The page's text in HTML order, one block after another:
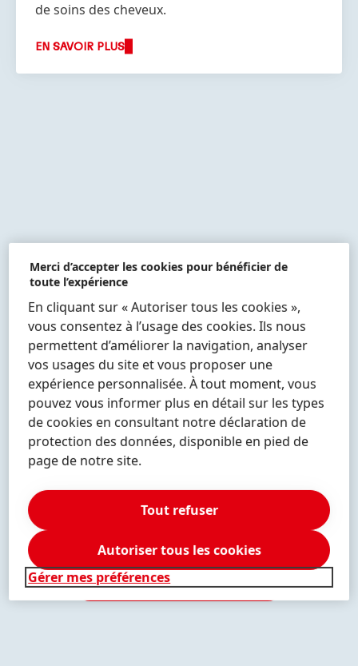
de soins des cheveux.
EN SAVOIR PLUS
d'informations
d'informations
d'informations
d'informations
Plus
d'informations
d'informations
Plus
d'informations
Plus
d'informations
Plus
Plus
d'informations
Plus
Plus
DÉCOUVREZ NOS MARQUES
Merci d’accepter les cookies pour bénéficier de
toute l’expérience
En cliquant sur « Autoriser tous les cookies »,
vous consentez à l’usage des cookies. Ils nous
permettent d’améliorer la navigation, analyser
vos usages du site et vous proposer une
expérience personnalisée. À tout moment, vous
pouvez vous informer plus en détail sur les types
de cookies en consultant notre déclaration de
protection des données, disponible en pied de
page de notre site.
Gérer mes préférences
Tout refuser
Autoriser tous les cookies